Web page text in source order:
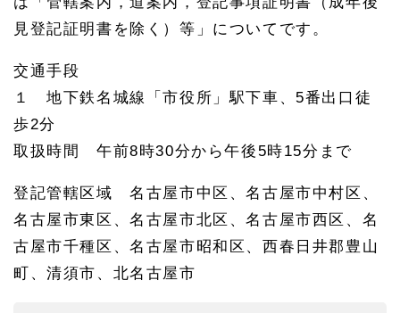
託の
証書
を作
成
1
公証
の所
在地
1.
5
見登記証明書を除く）等」についてです。
交通手段
１ 地下鉄名城線「市役所」駅下車、5番出口徒
歩2分
取扱時間 午前8時30分から午後5時15分まで
登記管轄区域 名古屋市中区、名古屋市中村区、
名古屋市東区、名古屋市北区、名古屋市西区、名
古屋市千種区、名古屋市昭和区、西春日井郡豊山
町、清須市、北名古屋市